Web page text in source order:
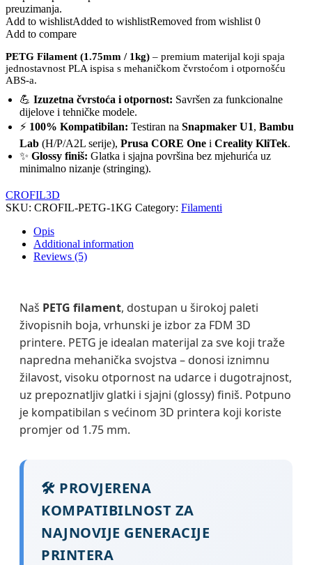
preuzimanja.
Add to wishlistAdded to wishlistRemoved from wishlist 0
Add to compare
PETG Filament (1.75mm / 1kg) – premium materijal koji spaja
jednostavnost PLA ispisa s mehaničkom čvrstoćom i otpornošću
ABS-a.
💪 Izuzetna čvrstoća i otpornost: Savršen za funkcionalne
dijelove i tehničke modele.
⚡ 100% Kompatibilan: Testiran na Snapmaker U1, Bambu
Lab (H/P/A2L serije), Prusa CORE One i Creality KliTek.
✨ Glossy finiš: Glatka i sjajna površina bez mjehurića uz
minimalno nizanje (stringing).
CROFIL3D
SKU: CROFIL-PETG-1KG Category: Filamenti
Opis
Additional information
Reviews (5)
Naš PETG filament, dostupan u širokoj paleti
živopisnih boja, vrhunski je izbor za FDM 3D
printere. PETG je idealan materijal za sve koji traže
napredna mehanička svojstva – donosi iznimnu
žilavost, visoku otpornost na udarce i dugotrajnost,
uz prepoznatljiv glatki i sjajni (glossy) finiš. Potpuno
je kompatibilan s većinom 3D printera koji koriste
promjer od 1.75 mm.
🛠️ PROVJERENA
KOMPATIBILNOST ZA
NAJNOVIJE GENERACIJE
PRINTERA